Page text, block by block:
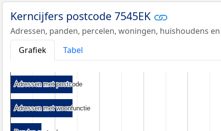
Kerncijfers postcode 7545EK
Adressen, panden, percelen, woningen, huishoudens
Grafiek
Tabel
Adressen met postcode
Adressen met postcode
Adressen met woonfunctie
Adressen met woonfunctie